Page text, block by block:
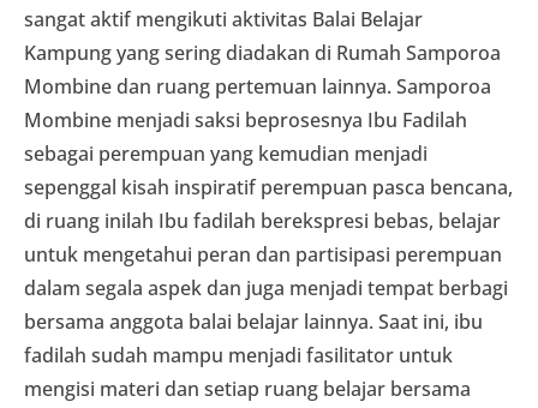
sangat aktif mengikuti aktivitas Balai Belajar
Kampung yang sering diadakan di Rumah Samporoa
Mombine dan ruang pertemuan lainnya. Samporoa
Mombine menjadi saksi beprosesnya Ibu Fadilah
sebagai perempuan yang kemudian menjadi
sepenggal kisah inspiratif perempuan pasca bencana,
di ruang inilah Ibu fadilah berekspresi bebas, belajar
untuk mengetahui peran dan partisipasi perempuan
dalam segala aspek dan juga menjadi tempat berbagi
bersama anggota balai belajar lainnya. Saat ini, ibu
fadilah sudah mampu menjadi fasilitator untuk
mengisi materi dan setiap ruang belajar bersama